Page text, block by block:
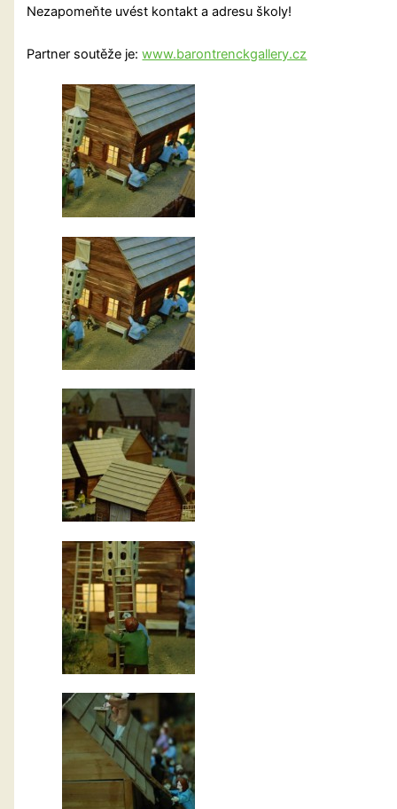
Nezapomeňte uvést kontakt a adresu školy!
Partner soutěže je:www.barontrenckgallery.cz